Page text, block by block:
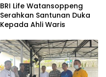
BRI Life Watansoppeng
Serahkan Santunan Duka
Kepada Ahli Waris